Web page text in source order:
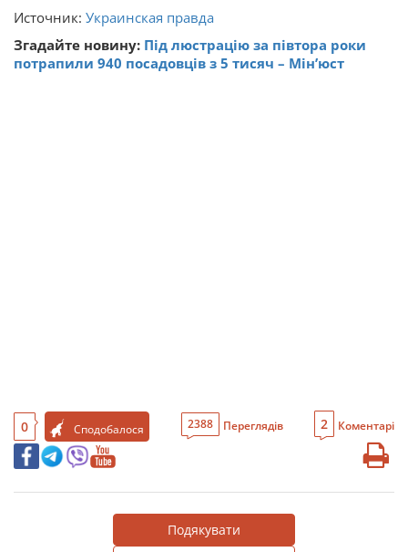
Источник: Украинская правда
Згадайте новину: Під люстрацію за півтора роки
потрапили 940 посадовців з 5 тисяч – Мін’юст
0 Сподобалося 2388 Переглядів 2 Коментарі
Подякувати